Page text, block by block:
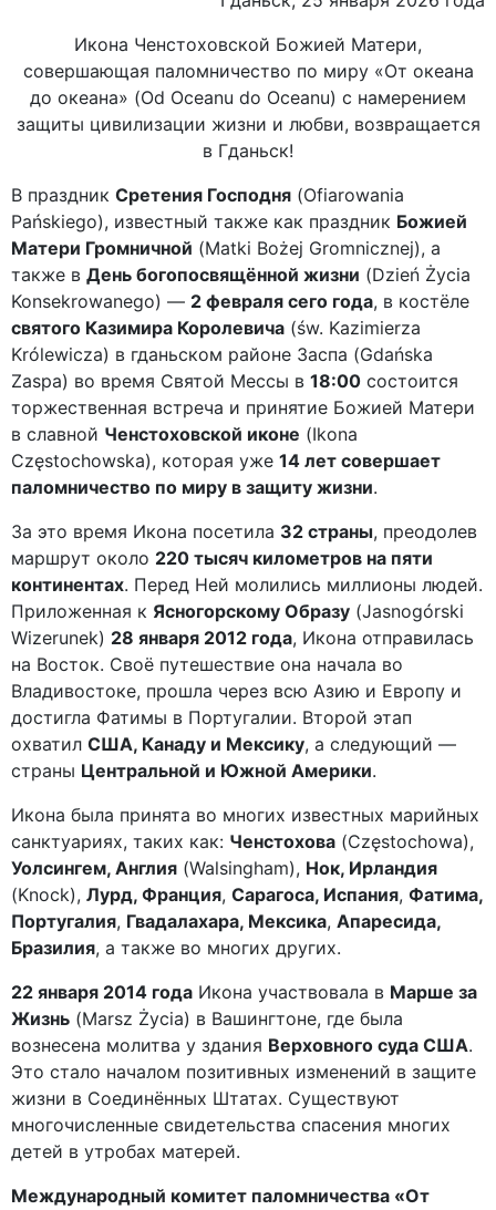
Икона Ченстоховской Божией Матери,
совершающая паломничество по миру «От океана
до океана» (Od Oceanu do Oceanu) с намерением
защиты цивилизации жизни и любви, возвращается
в Гданьск!
В праздник Сретения Господня (Ofiarowania
Pańskiego), известный также как праздник Божией
Матери Громничной (Matki Bożej Gromnicznej), а
также в День богопосвящённой жизни (Dzień Życia
Konsekrowanego) — 2 февраля сего года, в костёле
святого Казимира Королевича (św. Kazimierza
Królewicza) в гданьском районе Заспа (Gdańska
Zaspa) во время Святой Мессы в 18:00 состоится
торжественная встреча и принятие Божией Матери
в славной Ченстоховской иконе (Ikona
Częstochowska), которая уже 14 лет совершает
паломничество по миру в защиту жизни.
За это время Икона посетила 32 страны, преодолев
маршрут около 220 тысяч километров на пяти
континентах. Перед Ней молились миллионы людей.
Приложенная к Ясногорскому Образу (Jasnogórski
Wizerunek) 28 января 2012 года, Икона отправилась
на Восток. Своё путешествие она начала во
Владивостоке, прошла через всю Азию и Европу и
достигла Фатимы в Португалии. Второй этап
охватил США, Канаду и Мексику, а следующий —
страны Центральной и Южной Америки.
Икона была принята во многих известных марийных
санктуариях, таких как: Ченстохова (Częstochowa),
Уолсингем, Англия (Walsingham), Нок, Ирландия
(Knock), Лурд, Франция, Сарагоса, Испания, Фатима,
Португалия, Гвадалахара, Мексика, Апаресида,
Бразилия, а также во многих других.
22 января 2014 года Икона участвовала в Марше за
Жизнь (Marsz Życia) в Вашингтоне, где была
вознесена молитва у здания Верховного суда США.
Это стало началом позитивных изменений в защите
жизни в Соединённых Штатах. Существуют
многочисленные свидетельства спасения многих
детей в утробах матерей.
Международный комитет паломничества «От